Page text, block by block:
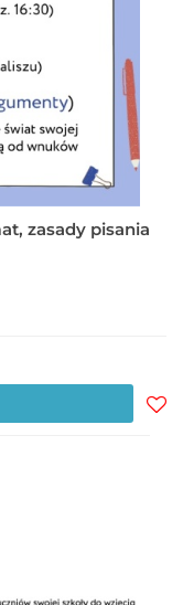
zasady pisania